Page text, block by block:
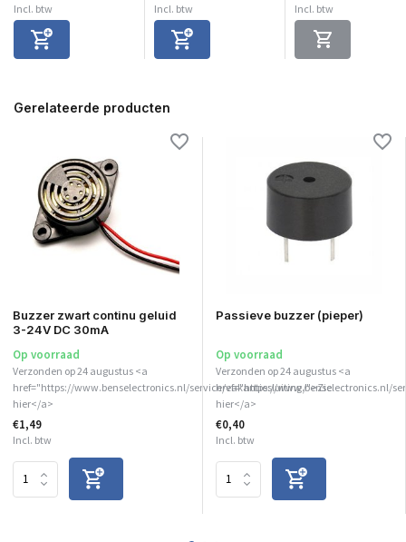
Incl. btw Incl. btw Incl. btw
Gerelateerde producten
Buzzer zwart continu geluid
3-24V DC 30mA
Op voorraad
Verzonden op 24 augustus <a
href="https://www.benselectronics.nl/service/vakantiesluiting/">Zie
hier</a>
€1,49
Incl. btw
Passieve buzzer (pieper)
Op voorraad
Verzonden op 24 augustus <a
href="https://www.benselectronics.nl/
hier</a>
€0,40
Incl. btw